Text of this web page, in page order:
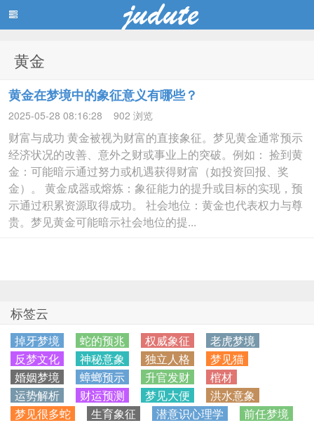
蓝黑博客主题
黄金
黄金在梦境中的象征意义有哪些？
2025-05-28 08:16:28 902 浏览
财富与成功 黄金被视为财富的直接象征。梦见黄金通常预示
经济状况的改善、意外之财或事业上的突破。例如： 捡到黄
金：可能暗示通过努力或机遇获得财富（如投资回报、奖
金）。 黄金成器或熔炼：象征能力的提升或目标的实现，预
示通过积累资源取得成功。 社会地位：黄金也代表权力与尊
贵。梦见黄金可能暗示社会地位的提...
标签云
掉牙梦境 蛇的预兆 权威象征
老虎梦境
反梦文化
神秘意象 独立人格
梦见猫
婚姻梦境
蟑螂预示 升官发财
棺材
运势解析
财运预测 梦见大便
洪水意象
梦见很多蛇
生育象征 潜意识心理学
前任梦境